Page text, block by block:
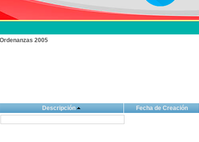
2005
Descripción Fecha de Creación